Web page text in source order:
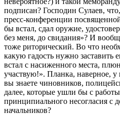
подписан? Господин Сулаев,
пресс-конференции
бы встал, сдал оружие,
без меня, до свидания»? И
тоже риторический. Во что
какую гадость нужно заставить
встал с насиженного места,
участвую!». Планка, наверное,
вы знаете чиновников,
далее, которые ушли бы с
принципиального несогласия с
начальников?